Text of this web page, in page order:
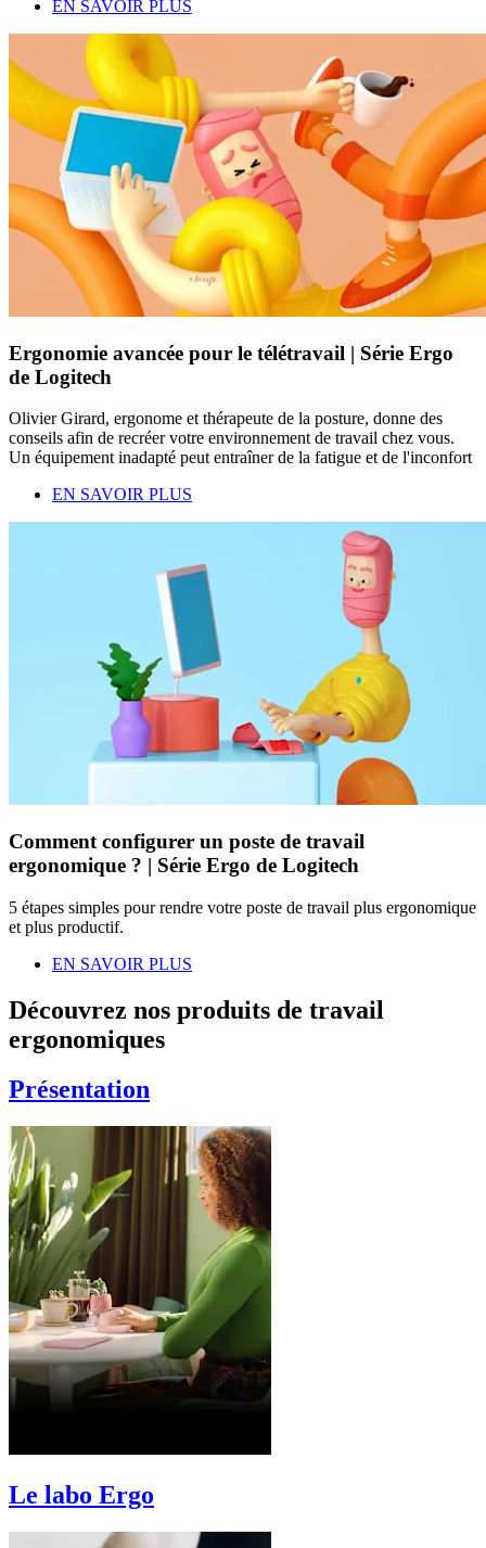
EN SAVOIR PLUS
Ergonomie avancée pour le télétravail | Série Ergo
de Logitech
Olivier Girard, ergonome et thérapeute de la posture, donne des
conseils afin de recréer votre environnement de travail chez vous.
Un équipement inadapté peut entraîner de la fatigue et de l'inconfort
EN SAVOIR PLUS
Comment configurer un poste de travail
ergonomique ? | Série Ergo de Logitech
5 étapes simples pour rendre votre poste de travail plus ergonomique
et plus productif.
EN SAVOIR PLUS
Découvrez nos produits de travail
ergonomiques
Présentation
Le labo Ergo